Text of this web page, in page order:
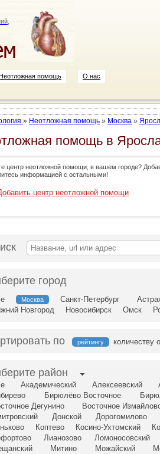
помощь О нас
» Неотложная помощь » Москва »
помощь в
центр неотложной помощи, в вашем городе?
информацией с остальными!
центр неотложной помощи
город
Москва Санкт-Петербург
Новгород
Новосибирск Омск
по рейтингу количеству
район
Академический Алексеевский
Бирюлёво Восточное
Дегунино
Восточное
Донской Дорогомилово
Коптево Косино-Ухтомский
Лианозово Ломоносовский
Митино Можайский